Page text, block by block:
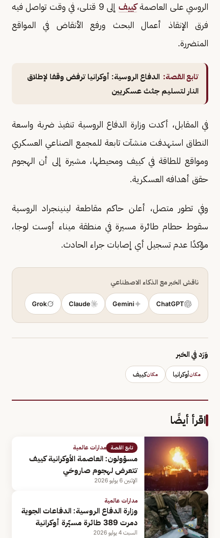
الروسي على العاصمةكييف
إلى 9 قتلى، في وقت تواصل فيه
فرق الإنقاذ أعمال البحث ورفع الأنقاض في المواقع
المتضررة.
تابع القصة: الدفاع الروسية: أوكرانيا ترفض وقفا لإطلاق
النار لتسليم جثث عسكريين
في المقابل، أكدت وزارة الدفاع الروسية تنفيذ ضربة واسعة
النطاق استهدفت منشآت تابعة للمجمع الصناعي العسكري
ومواقع للطاقة في كييف ومحيطها، مشيرة إلى أن الهجوم
حقق أهدافه العسكرية.
وفي تطور متصل، أعلن حاكم مقاطعة لينينجراد الروسية
سقوط حطام طائرة مسيرة في منطقة ميناء أوست لوجا،
مؤكدًا عدم تسجيل أي إصابات جراء الحادث.
ناقش الخبر مع الذكاء الاصطناعي
ChatGPT
Gemini
Claude
Grok
وَرَد في الخبر
مكانأوكرانيا مكانكييف
اقرأ أيضًا
تابع القصة مدارات عالمية
مسؤولون: العاصمة الأوكرانية كييف
تتعرض لهجوم صاروخي
الإثنين 6 يوليو 2026
مدارات عالمية
وزارة الدفاع الروسية: الدفاعات الجوية
دمرت 389 طائرة مسيّرة أوكرانية
السبت 4 يوليو 2026